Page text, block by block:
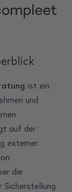
ist ein
und
auf der
externer
die
Sicherstellung